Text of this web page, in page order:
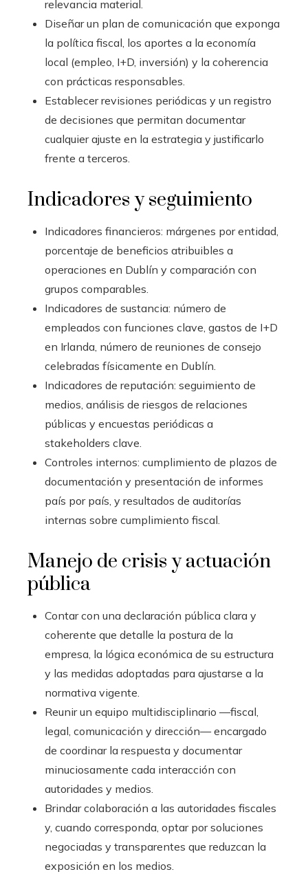
relevancia material.
Diseñar un plan de comunicación que exponga
la política fiscal, los aportes a la economía
local (empleo, I+D, inversión) y la coherencia
con prácticas responsables.
Establecer revisiones periódicas y un registro
de decisiones que permitan documentar
cualquier ajuste en la estrategia y justificarlo
frente a terceros.
Indicadores y seguimiento
Indicadores financieros: márgenes por entidad,
porcentaje de beneficios atribuibles a
operaciones en Dublín y comparación con
grupos comparables.
Indicadores de sustancia: número de
empleados con funciones clave, gastos de I+D
en Irlanda, número de reuniones de consejo
celebradas físicamente en Dublín.
Indicadores de reputación: seguimiento de
medios, análisis de riesgos de relaciones
públicas y encuestas periódicas a
stakeholders clave.
Controles internos: cumplimiento de plazos de
documentación y presentación de informes
país por país, y resultados de auditorías
internas sobre cumplimiento fiscal.
Manejo de crisis y actuación
pública
Contar con una declaración pública clara y
coherente que detalle la postura de la
empresa, la lógica económica de su estructura
y las medidas adoptadas para ajustarse a la
normativa vigente.
Reunir un equipo multidisciplinario —fiscal,
legal, comunicación y dirección— encargado
de coordinar la respuesta y documentar
minuciosamente cada interacción con
autoridades y medios.
Brindar colaboración a las autoridades fiscales
y, cuando corresponda, optar por soluciones
negociadas y transparentes que reduzcan la
exposición en los medios.